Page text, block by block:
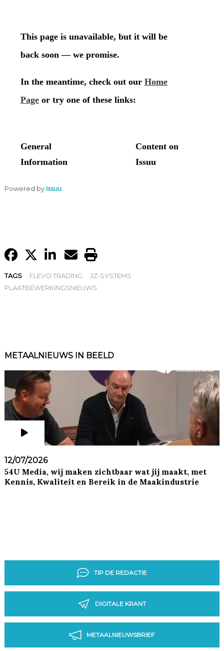
Powered by Issuu
TAGS FLEVO TRADING
JZ-SYSTEMS
PLAATBEWERKINGSNIEUWS
METAALNIEUWS IN BEELD
12/07/2026
54U Media, wij maken zichtbaar wat jij maakt, met
Kennis, Kwaliteit en Bereik in de Maakindustrie
TIP DE REDACTIE
DIGITALE KRANT
METAALNIEUWSBRIEF